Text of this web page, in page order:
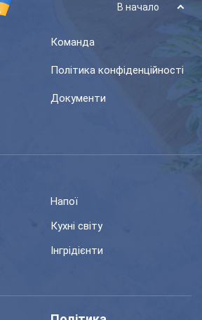
В начало
Команда
Політика конфіденційності
Документи
Напої
Кухні світу
Інгрідієнти